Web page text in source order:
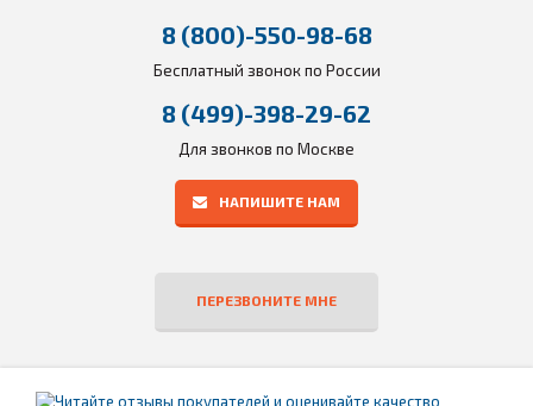
8 (800)-550-98-68
Бесплатный звонок по России
8 (499)-398-29-62
Для звонков по Москве
НАПИШИТЕ НАМ
ПЕРЕЗВОНИТЕ МНЕ